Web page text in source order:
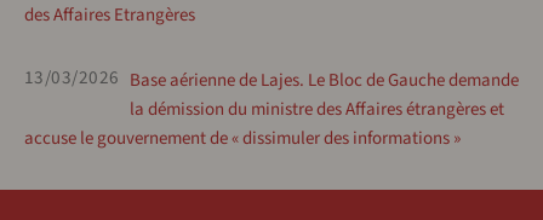
des Affaires Etrangères
13/03/2026 Base aérienne de Lajes. Le Bloc de Gauche demande
la démission du ministre des Affaires étrangères et
accuse le gouvernement de « dissimuler des informations »